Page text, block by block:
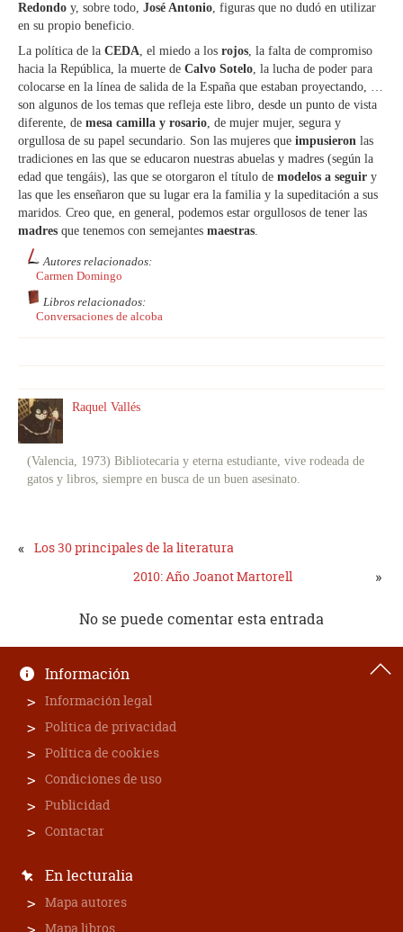
Redondo y, sobre todo, José Antonio, figuras que no dudó en utilizar
en su propio beneficio.
La política de la CEDA, el miedo a los rojos, la falta de compromiso
hacia la República, la muerte de Calvo Sotelo, la lucha de poder para
colocarse en la línea de salida de la España que estaban proyectando, …
son algunos de los temas que refleja este libro, desde un punto de vista
diferente, de mesa camilla y rosario, de mujer mujer, segura y
orgullosa de su papel secundario. Son las mujeres que impusieron las
tradiciones en las que se educaron nuestras abuelas y madres (según la
edad que tengáis), las que se otorgaron el título de modelos a seguir y
las que les enseñaron que su lugar era la familia y la supeditación a sus
maridos. Creo que, en general, podemos estar orgullosos de tener las
madres que tenemos con semejantes maestras.
Autores relacionados:
Carmen Domingo
Libros relacionados:
Conversaciones de alcoba
Raquel Vallés
(Valencia, 1973) Bibliotecaria y eterna estudiante, vive rodeada de
gatos y libros, siempre en busca de un buen asesinato.
« Los 30 principales de la literatura
2010: Año Joanot Martorell
»
No se puede comentar esta entrada
Información
Información legal
Política de privacidad
Política de cookies
Condiciones de uso
Publicidad
Contactar
En lecturalia
Mapa autores
Mapa libros